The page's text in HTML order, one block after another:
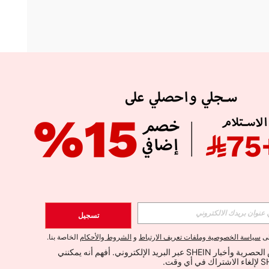
APP
الإشتراك
اشتراك
تسجيل
سياسة الخصوصية وملفات تعريف الارتباط و الشروط والأحكام الخاصة بنا.
أود تلقي العروض الحصرية وأخبار SHEIN عبر البريد الإلكتروني. أفهم أنه يمكنني